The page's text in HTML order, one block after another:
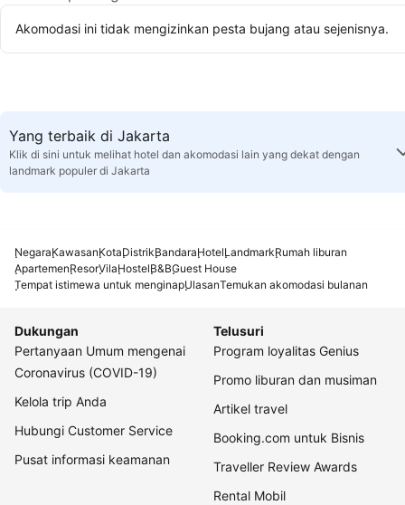
Akomodasi ini tidak mengizinkan pesta bujang atau sejenisnya.
Yang terbaik di Jakarta
Klik di sini untuk melihat hotel dan akomodasi lain yang dekat dengan
landmark populer di Jakarta
NegaraKawasanKotaDistrikBandaraHotelLandmarkRumah liburan
ApartemenResorVilaHostelB&BGuest House
Tempat istimewa untuk menginapUlasanTemukan akomodasi bulanan
Dukungan
Pertanyaan Umum mengenai
Coronavirus (COVID-19)
Kelola trip Anda
Hubungi Customer Service
Pusat informasi keamanan
Telusuri
Program loyalitas Genius
Promo liburan dan musiman
Artikel travel
Booking.com untuk Bisnis
Traveller Review Awards
Rental Mobil